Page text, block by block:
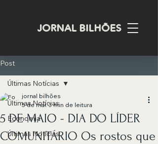
JORNAL BILHÕES
Post
Últimas Notícias
Economia
Últimas Notícias
Últimas Notícias
5 DE MAIO - DIA DO LÍDER
COMUNITÁRIO Os rostos que
jornal bilhões
5 de mai.3 min de leitura